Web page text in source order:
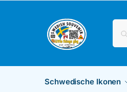
Schwedische Ikonen